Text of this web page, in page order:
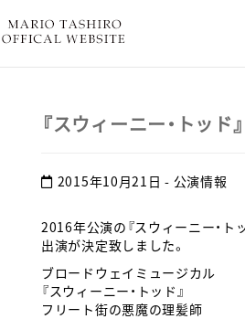
コ
『スウィーニー・トッド
2015年10月21日 - 公演情報
2016年公演の『スウィーニー・ト
出演が決定致しました。
ブロードウェイミュージカル
『スウィーニー・トッド』
フリート街の悪魔の理髪師